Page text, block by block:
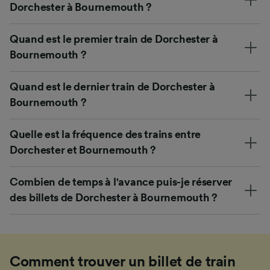
Dorchester à Bournemouth ?
Quand est le premier train de Dorchester à
Bournemouth ?
Quand est le dernier train de Dorchester à
Bournemouth ?
Quelle est la fréquence des trains entre
Dorchester et Bournemouth ?
Combien de temps à l'avance puis-je réserver
des billets de Dorchester à Bournemouth ?
Comment trouver un billet de train